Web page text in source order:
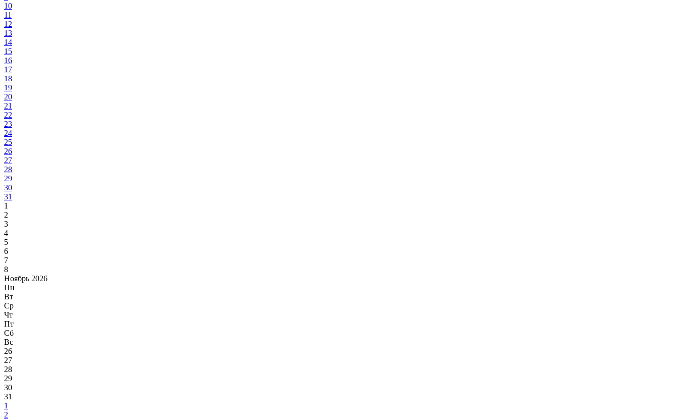
10
11
12
13
14
15
16
17
18
19
20
21
22
23
24
25
26
27
28
29
30
31
1
2
3
4
5
6
7
8
Ноябрь 2026
Пн
Вт
Ср
Чт
Пт
Сб
Вс
26
27
28
29
30
31
1
2